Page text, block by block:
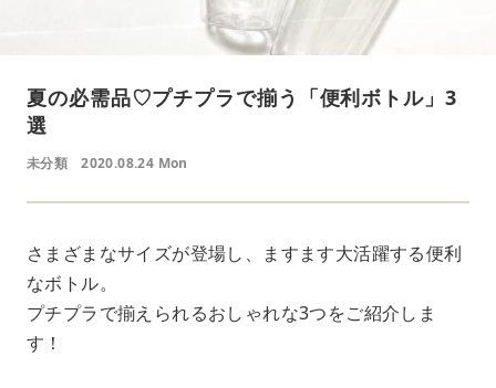
夏の必需品♡プチプラで揃う「便利ボトル」3
選
未分類 2020.08.24 Mon
さまざまなサイズが登場し、ますます大活躍する便利
なボトル。
プチプラで揃えられるおしゃれな3つをご紹介しま
す！